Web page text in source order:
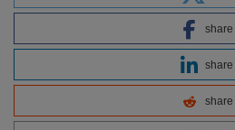
share
share
share